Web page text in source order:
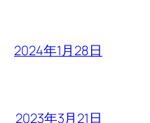
2024年1月28日
2023年3月21日